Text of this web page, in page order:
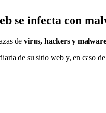
se infecta con
de virus, hackers y malware
de su sitio web y, en caso